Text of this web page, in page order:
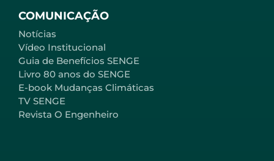
COMUNICAÇÃO
Notícias
Vídeo Institucional
Guia de Benefícios SENGE
Livro 80 anos do SENGE
E-book Mudanças Climáticas
TV SENGE
Revista O Engenheiro